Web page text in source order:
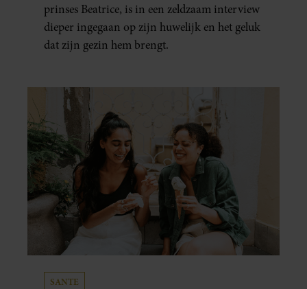
prinses Beatrice, is in een zeldzaam interview
dieper ingegaan op zijn huwelijk en het geluk
dat zijn gezin hem brengt.
SANTE